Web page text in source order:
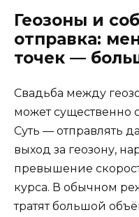
Геозоны и
отправка:
точек —
Свадьба между
может существенно
Суть — отправлять
выход за геозону,
превышение
курса. В обычном
тратят большой